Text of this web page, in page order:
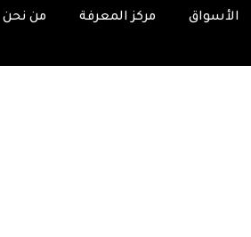
الأسواق مركز المعرفة من نحن